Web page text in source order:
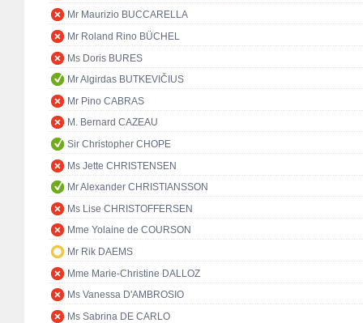
Mr Maurizio BUCCARELLA
Mr Roland Rino BÜCHEL
Ms Doris BURES
Mr Algirdas BUTKEVIČIUS
Mr Pino CABRAS
M. Bernard CAZEAU
Sir Christopher CHOPE
Ms Jette CHRISTENSEN
Mr Alexander CHRISTIANSSON
Ms Lise CHRISTOFFERSEN
Mme Yolaine de COURSON
Mr Rik DAEMS
Mme Marie-Christine DALLOZ
Ms Vanessa D'AMBROSIO
Ms Sabrina DE CARLO